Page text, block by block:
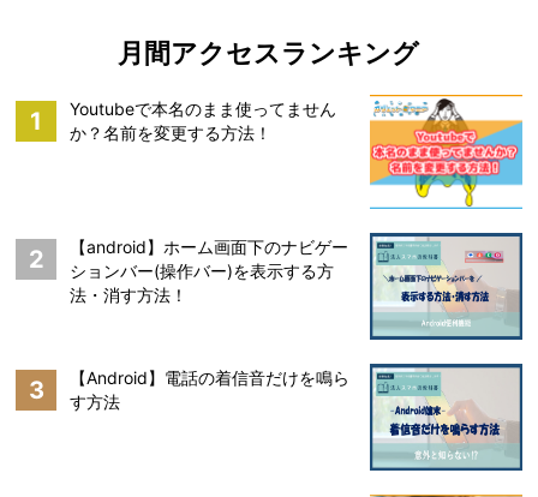
月間アクセスランキング
1
Youtubeで本名のまま使ってません
か？名前を変更する方法！
2
【android】ホーム画面下のナビゲー
ションバー(操作バー)を表示する方
法・消す方法！
3
【Android】電話の着信音だけを鳴ら
す方法